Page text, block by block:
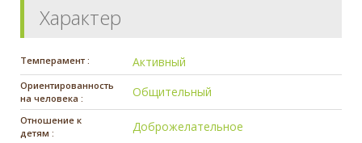
Характер
Темперамент : Активный
Ориентированность
на человека :
Общительный
Отношение к
детям :
Доброжелательное